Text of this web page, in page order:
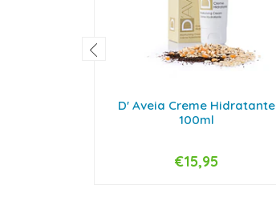
D' Aveia Creme Hidratante
100ml
+
€15,95